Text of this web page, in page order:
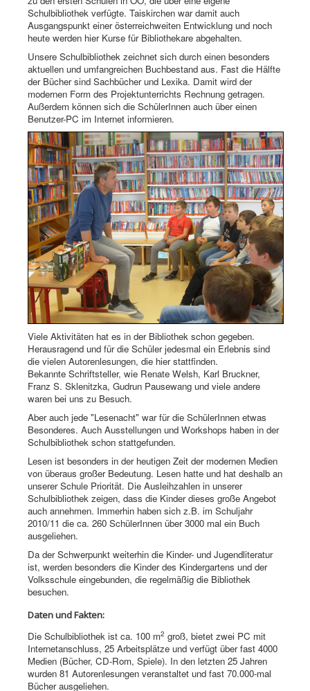
Schulbibliothek verfügte. Taiskirchen war damit auch
Ausgangspunkt einer österreichweiten Entwicklung und noch
heute werden hier Kurse für Bibliothekare abgehalten.
Unsere Schulbibliothek zeichnet sich durch einen besonders
aktuellen und umfangreichen Buchbestand aus. Fast die Hälfte
der Bücher sind Sachbücher und Lexika. Damit wird der
modernen Form des Projektunterrichts Rechnung getragen.
Außerdem können sich die SchülerInnen auch über einen
Benutzer-PC im Internet informieren.
Viele Aktivitäten hat es in der Bibliothek schon gegeben.
Herausragend und für die Schüler jedesmal ein Erlebnis sind
die vielen Autorenlesungen, die hier stattfinden.
Bekannte Schriftsteller, wie Renate Welsh, Karl Bruckner,
Franz S. Sklenitzka, Gudrun Pausewang und viele andere
waren bei uns zu Besuch.
Aber auch jede "Lesenacht" war für die SchülerInnen etwas
Besonderes. Auch Ausstellungen und Workshops haben in der
Schulbibliothek schon stattgefunden.
Lesen ist besonders in der heutigen Zeit der modernen Medien
von überaus großer Bedeutung. Lesen hatte und hat deshalb an
unserer Schule Priorität. Die Ausleihzahlen in unserer
Schulbibliothek zeigen, dass die Kinder dieses große Angebot
auch annehmen. Immerhin haben sich z.B. im Schuljahr
2010/11 die ca. 260 SchülerInnen über 3000 mal ein Buch
ausgeliehen.
Da der Schwerpunkt weiterhin die Kinder- und Jugendliteratur
ist, werden besonders die Kinder des Kindergartens und der
Volksschule eingebunden, die regelmäßig die Bibliothek
besuchen.
Daten und Fakten:
Die Schulbibliothek ist ca. 100 m2 groß, bietet zwei PC mit
Internetanschluss, 25 Arbeitsplätze und verfügt über fast 4000
Medien (Bücher, CD-Rom, Spiele). In den letzten 25 Jahren
wurden 81 Autorenlesungen veranstaltet und fast 70.000-mal
Bücher ausgeliehen.